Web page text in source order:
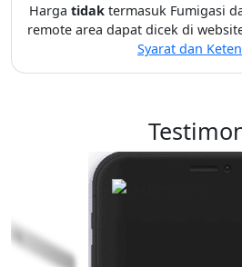
Harga tidaktermasuk Fumigasi
remote area dapat dicek di
Syarat dan